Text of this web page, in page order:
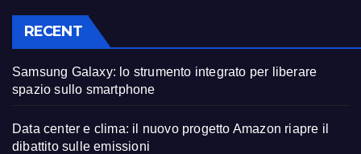
RECENT
Samsung Galaxy: lo strumento integrato per liberare
spazio sullo smartphone
Data center e clima: il nuovo progetto Amazon riapre il
dibattito sulle emissioni